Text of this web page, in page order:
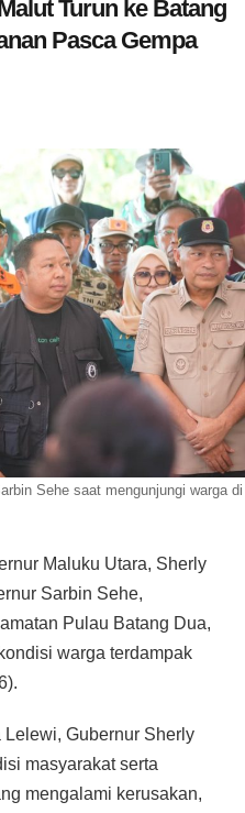
Turun ke Batang
Pasca Gempa
Sehe saat mengunjungi warga di
Maluku Utara, Sherly
Sarbin Sehe,
Pulau Batang Dua,
warga terdampak
Gubernur Sherly
masyarakat serta
mengalami kerusakan,